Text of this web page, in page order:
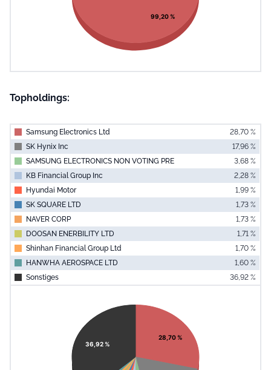
99,20 %
Topholdings:
Samsung Electronics Ltd
28,70 %
SK Hynix Inc
17,96 %
SAMSUNG ELECTRONICS NON VOTING PRE
3,68 %
KB Financial Group Inc
2,28 %
Hyundai Motor
1,99 %
SK SQUARE LTD
1,73 %
NAVER CORP
1,73 %
DOOSAN ENERBILITY LTD
1,71 %
Shinhan Financial Group Ltd
1,70 %
HANWHA AEROSPACE LTD
1,60 %
Sonstiges
36,92 %
Pie chart with 11 slices.
View as data table, Chart
28,70 %
36,92 %